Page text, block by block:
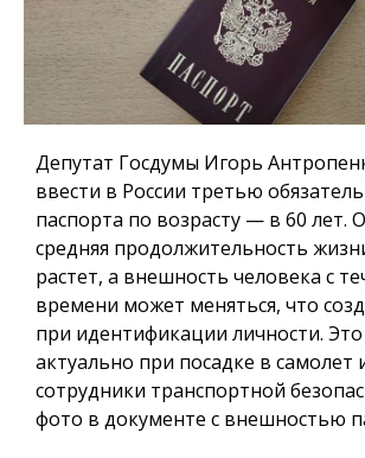
Депутат Госдумы Игорь
ввести в России третью
паспорта по возрасту — в 60 лет.
средняя продолжительность
растет, а внешность человека с
времени может меняться, что
при идентификации личности.
актуально при посадке в самолет
сотрудники транспортной
фото в документе с внешностью